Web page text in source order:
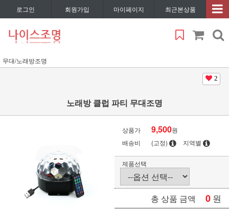
로그인 회원가입 마이페이지 최근본상품
무대/노래방조명
2
노래방 클럽 파티 무대조명
상품가 9,500원
배송비
(고정) 지역별
제품선택
총 상품 금액 0 원